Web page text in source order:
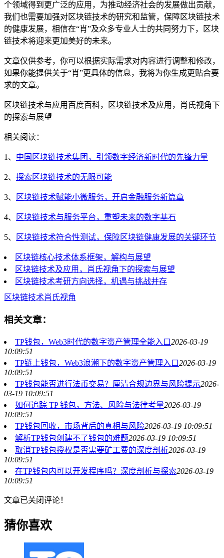
个领域得到更广泛的应用，为推动经济社会的发展做出贡献，
我们也需要加强对区块链技术的研究和监管，保障区块链技术
的健康发展，相信在“肖”及众多专业人士的共同努力下，区块
链技术将迎来更加美好的未来。
文章仅供参考，你可以根据实际需求对内容进行调整和修改，
如果你能提供关于“肖”更具体的信息，我将为你生成更贴合要
求的文章。
区块链技术与应用百度百科，区块链技术及应用，肖氏视角下
的探索与展望
相关阅读：
1、 中国区块链技术集团，引领数字经济新时代的先锋力量
2、 探索区块链技术的无限可能
3、 区块链技术赋能小微服务，开启金融服务新篇章
4、 区块链技术与服务平台，重塑未来的数字基石
5、 区块链技术符合性测试，保障区块链健康发展的关键环节
区块链核心技术体系框架，解构与展望
区块链技术及应用，肖氏视角下的探索与展望
区块链技术考研方向选择，机遇与挑战并存
区块链技术肖氏视角
相关文章：
TP钱包，Web3时代的数字资产管理全能入口2026-03-19
10:09:51
TP链上钱包，Web3浪潮下的数字资产管理入口2026-03-19
10:09:51
TP钱包能否进行法币交易？厘清合规边界与风险提示2026-
03-19 10:09:51
如何追踪 TP 钱包，方法、风险与法律考量2026-03-19
10:09:51
TP钱包回收，市场背后的真相与风险2026-03-19 10:09:51
解析TP钱包创建不了钱包的难题2026-03-19 10:09:51
取消TP钱包授权是否需要矿工费的深度剖析2026-03-19
10:09:51
在TP钱包内可以开发程序吗？深度剖析与探索2026-03-19
10:09:51
文章已关闭评论！
猜你喜欢